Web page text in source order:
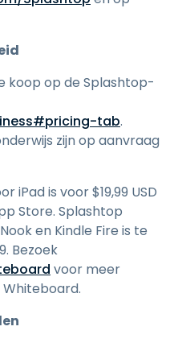
koop op de Splashtop-
tab.
zijn op aanvraag
iPad is voor $19,99 USD
Store. Splashtop
en Kindle Fire is te
Bezoek
voor meer